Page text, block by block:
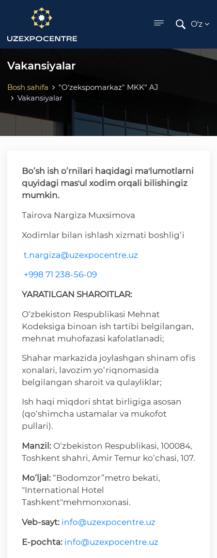
menu
O'z
Vakansiyalar
Bosh sahifa
"O‘zekspomarkaz" MKK" AJ
Vakansiyalar
Bo’sh ish o’rnilari haqidagi maʼlumotlarni
quyidagi masʼul xodim orqali bilishingiz
mumkin.
Tairova Nargiza Muxsimova
Xodimlar bilan ishlash xizmati boshlig‘i
t.nargiza@uzexpocentre.uz
+998 71 238-56-09
YARATILGAN SHAROITLAR:
O‘zbekiston Respublikasi Mehnat
Kodeksiga binoan ish tartibi belgilangan,
mehnat muhofazasi kafolatlanadi;
Shahar markazida joylashgan shinam ofis
xonalari, lavozim yo‘riqnomasida
belgilangan sharoit va qulayliklar;
Ish haqi miqdori shtat birligiga asosan
(qo‘shimcha ustamalar va mukofot
pullari).
Manzil: O‘zbekiston Respublikasi, 100084,
Toshkent shahri, Amir Temur ko‘chasi, 107.
Mo‘ljal: “Bodomzor”metro bekati,
"International Hotel
Tashkent"mehmonxonasi.
Veb-sayt: info@uzexpocentre.uz
E-pochta: info@uzexpocentre.uz